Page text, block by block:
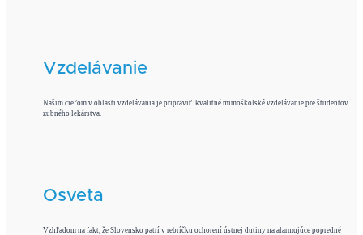
Vzdelávanie
Našim cieľom v oblasti vzdelávania je pripraviť kvalitné mimoškolské vzdelávanie pre študentov
zubného lekárstva.
Osveta
Vzhľadom na fakt, že Slovensko patrí v rebríčku ochorení ústnej dutiny na alarmujúce popredné